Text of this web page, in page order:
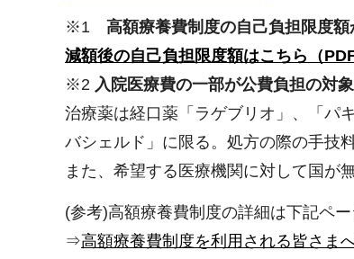
※1 高額療養費制度の自己負担限度額
減額後の自己負担限度額はこちら（
※2 入院医療費の一部が公費負担の対
治療薬は経口薬「ラゲブリオ」、「パ
バシェルド」に限る。処方の際の手技
また、希望する医療機関に対して国が
(参考)高額療養費制度の詳細は下記ペー
⇒高額療養費制度を利用される皆さま